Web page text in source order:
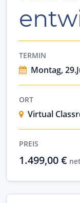
TERMIN
Montag,
ORT
Virtual
PREIS
1.499,00 €